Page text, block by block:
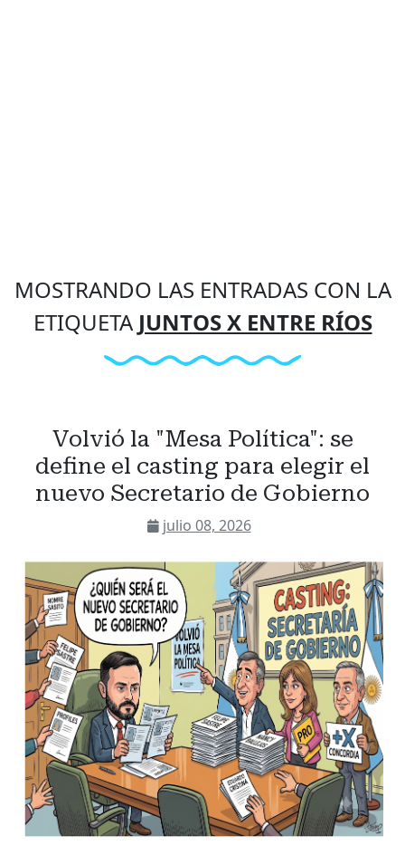
MOSTRANDO LAS ENTRADAS CON LA
ETIQUETA JUNTOS X ENTRE RÍOS
Volvió la "Mesa Política": se
define el casting para elegir el
nuevo Secretario de Gobierno
julio 08, 2026